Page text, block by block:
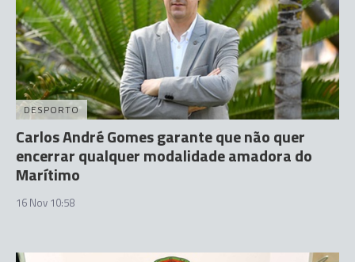
DESPORTO
Carlos André Gomes garante que não quer
encerrar qualquer modalidade amadora do
Marítimo
16 Nov 10:58